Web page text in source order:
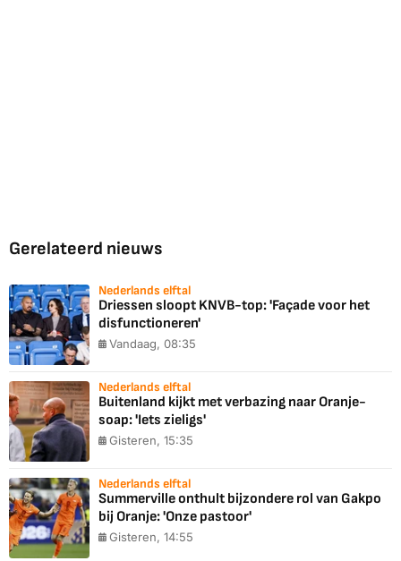
Gerelateerd nieuws
Nederlands elftal
Driessen sloopt KNVB-top: 'Façade voor het
disfunctioneren'
Vandaag, 08:35
Nederlands elftal
Buitenland kijkt met verbazing naar Oranje-
soap: 'Iets zieligs'
Gisteren, 15:35
Nederlands elftal
Summerville onthult bijzondere rol van Gakpo
bij Oranje: 'Onze pastoor'
Gisteren, 14:55